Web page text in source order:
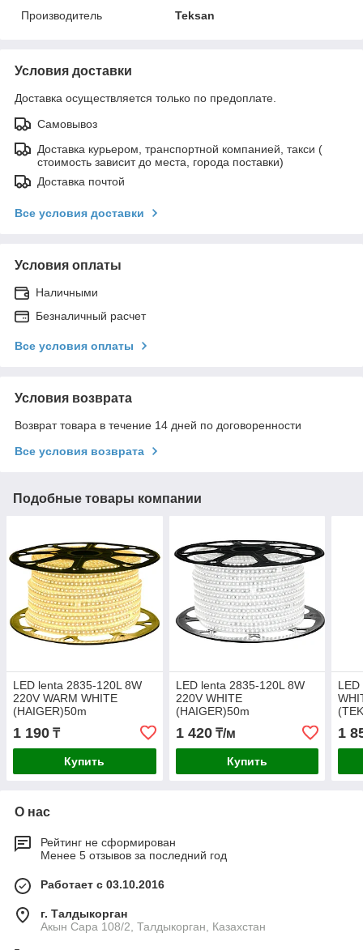
Производитель
Teksan
Условия доставки
Доставка осуществляется только по предоплате.
Самовывоз
Доставка курьером, транспортной компанией, такси (
стоимость зависит до места, города поставки)
Доставка почтой
Все условия доставки
Условия оплаты
Наличными
Безналичный расчет
Все условия оплаты
Условия возврата
Возврат товара в течение 14 дней по договоренности
Все условия возврата
Подобные товары компании
LED lentа 2835-120L 8W
220V WARM WHITE
(HAIGER)50m
1 190 ₸
Купить
LED lentа 2835-120L 8W
220V WHITE
(HAIGER)50m
1 420₸/м
Купить
1
О нас
Рейтинг не сформирован
Менее 5 отзывов за последний год
Работает с 03.10.2016
г. Талдыкорган
Акын Сара 108/2, Талдыкорган, Казахстан